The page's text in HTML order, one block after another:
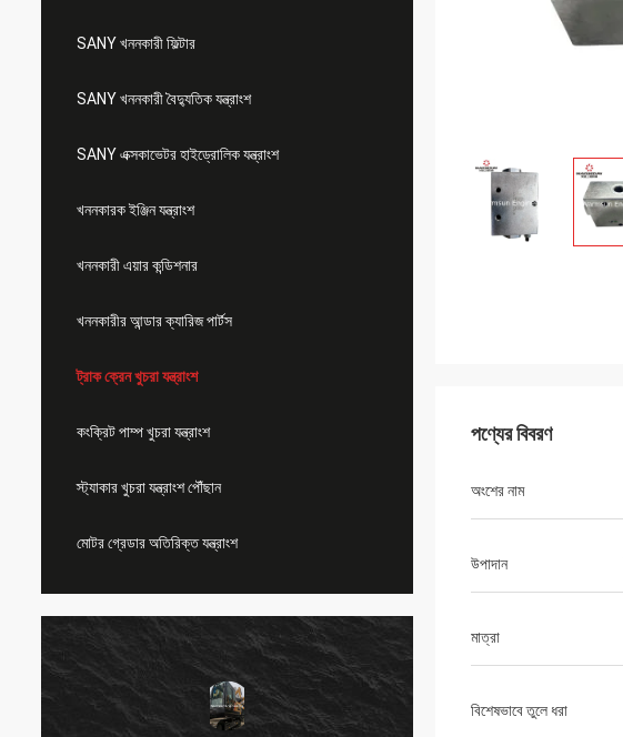
SANY খননকারী ফিল্টার
SANY খননকারী বৈদ্যুতিক যন্ত্রাংশ
SANY এক্সকাভেটর হাইড্রোলিক যন্ত্রাংশ
খননকারক ইঞ্জিন যন্ত্রাংশ
খননকারী এয়ার কন্ডিশনার
খননকারীর আন্ডার ক্যারিজ পার্টস
ট্রাক ক্রেন খুচরা যন্ত্রাংশ
কংক্রিট পাম্প খুচরা যন্ত্রাংশ
স্ট্যাকার খুচরা যন্ত্রাংশ পৌঁছান
মোটর গ্রেডার অতিরিক্ত যন্ত্রাংশ
পণ্যের বিবরণ
অংশের নাম
উপাদান
মাত্রা
বিশেষভাবে তুলে ধরা